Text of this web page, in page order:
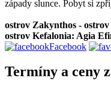
západy slunce. Pobyt si
ostrov Zakynthos -
ostrov Kefalonia: Agia
Facebook
Termíny a ceny